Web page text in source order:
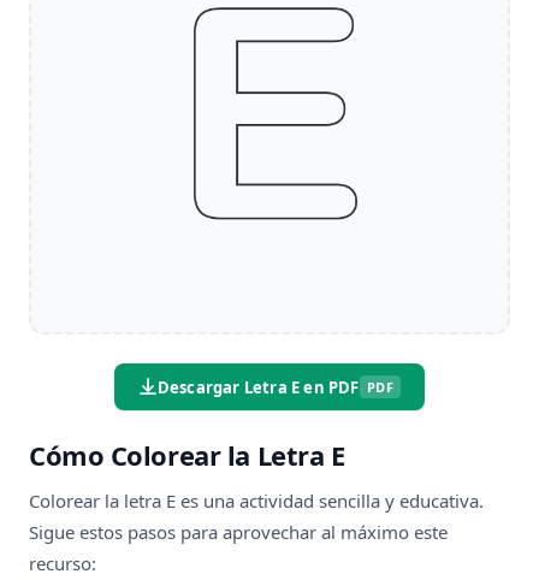
Descargar Letra E en PDF PDF
Cómo Colorear la Letra E
Colorear la letra E es una actividad sencilla y educativa.
Sigue estos pasos para aprovechar al máximo este
recurso: